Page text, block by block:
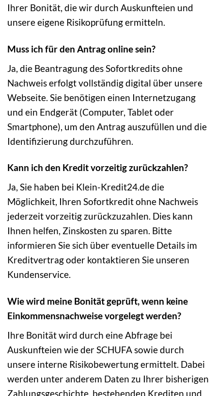
Ihrer Bonität, die wir durch Auskunfteien und
unsere eigene Risikoprüfung ermitteln.
Muss ich für den Antrag online sein?
Ja, die Beantragung des Sofortkredits ohne
Nachweis erfolgt vollständig digital über unsere
Webseite. Sie benötigen einen Internetzugang
und ein Endgerät (Computer, Tablet oder
Smartphone), um den Antrag auszufüllen und die
Identifizierung durchzuführen.
Kann ich den Kredit vorzeitig zurückzahlen?
Ja, Sie haben bei Klein-Kredit24.de die
Möglichkeit, Ihren Sofortkredit ohne Nachweis
jederzeit vorzeitig zurückzuzahlen. Dies kann
Ihnen helfen, Zinskosten zu sparen. Bitte
informieren Sie sich über eventuelle Details im
Kreditvertrag oder kontaktieren Sie unseren
Kundenservice.
Wie wird meine Bonität geprüft, wenn keine
Einkommensnachweise vorgelegt werden?
Ihre Bonität wird durch eine Abfrage bei
Auskunfteien wie der SCHUFA sowie durch
unsere interne Risikobewertung ermittelt. Dabei
werden unter anderem Daten zu Ihrer bisherigen
Zahlungsgeschichte, bestehenden Krediten und